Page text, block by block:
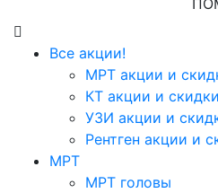
Все акции!
МРТ акции и
КТ акции и скидки
УЗИ акции и
Рентген акции и
МРТ
МРТ головы